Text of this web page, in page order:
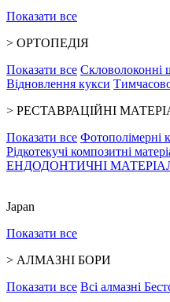
Показати все
> ОРТОПЕДІЯ
Показати все Скловолоконні
Відновлення кукси
> РЕСТАВРАЦІЙНІ
Показати все Фотополімерні
Рідкотекучі композитні
ЕНДОДОНТИЧНІ
Japan
Показати все
> АЛМАЗНІ БОРИ
Показати все Всі алмазні